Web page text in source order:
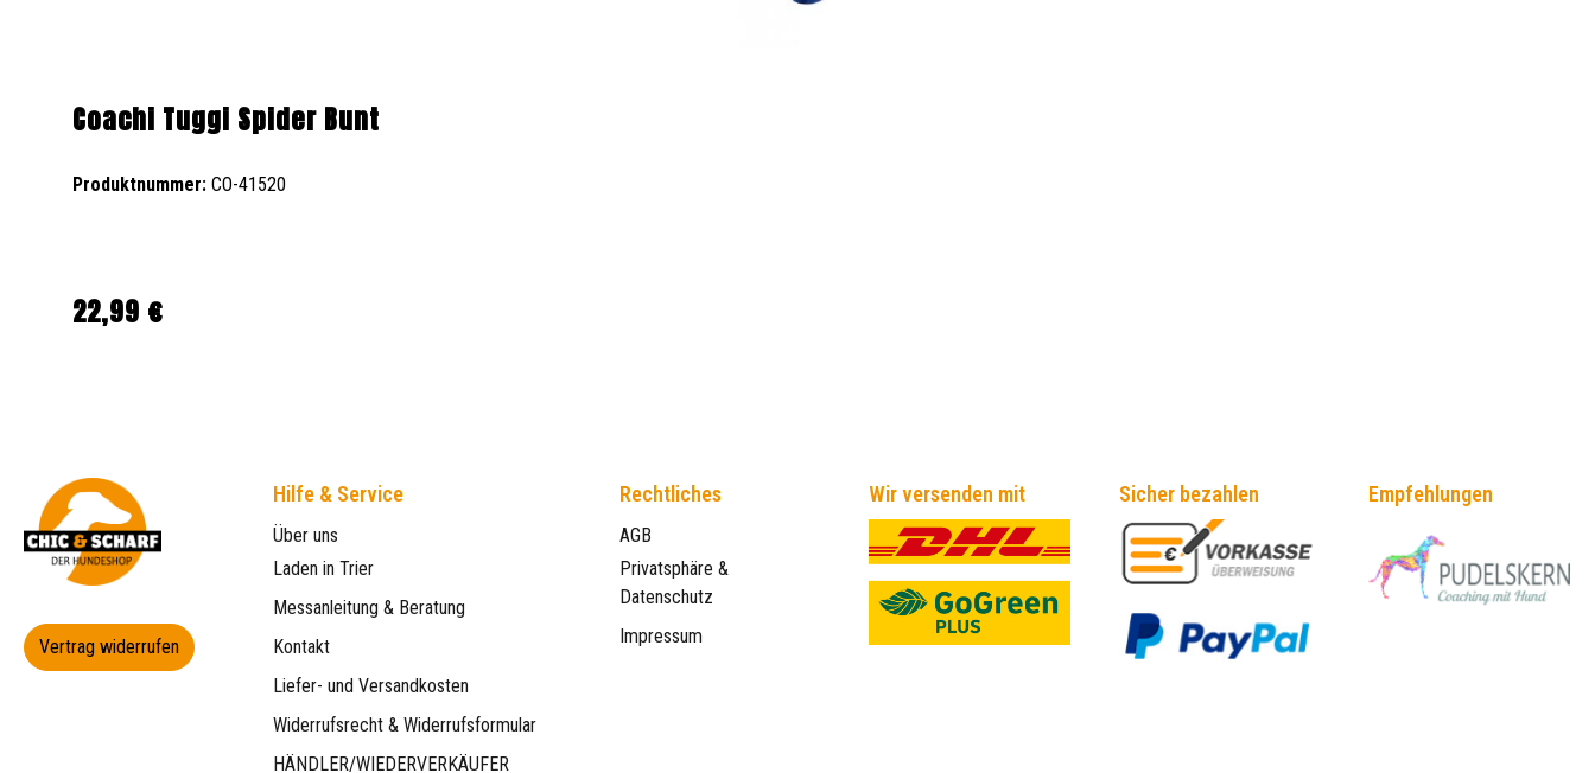
Coachi Tuggi Spider Bunt
Produktnummer: CO-41520
Regulärer Preis:
22,99 €
Vertrag widerrufen
Hilfe & Service
Über uns
Laden in Trier
Messanleitung & Beratung
Kontakt
Liefer- und Versandkosten
Widerrufsrecht & Widerrufsformular
HÄNDLER/WIEDERVERKÄUFER
Rechtliches
AGB
Privatsphäre &
Datenschutz
Impressum
Wir versenden mit Sicher bezahlen Empfehlungen